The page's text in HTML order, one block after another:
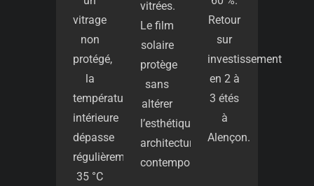
vitrage
non
protégé,
la
température
intérieure
dépasse
régulièrement
35 °C
vitrées.
Le film
solaire
protège
sans
altérer
l’esthétique
architecturale
contemporaine.
Retour
sur
investissement
en 2 à
3 étés
à
Alençon.